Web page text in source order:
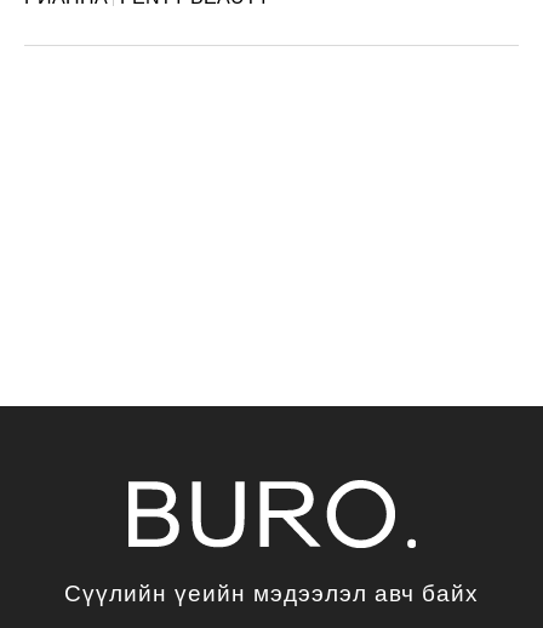
Сүүлийн үеийн мэдээлэл авч байх